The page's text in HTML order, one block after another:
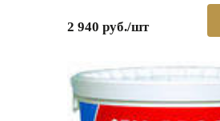
2 940 руб./шт